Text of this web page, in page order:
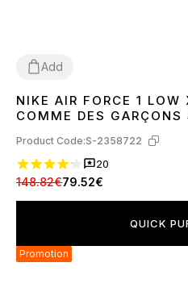
Add
3637 38 39 40414243 4445
NIKE AIR FORCE 1 LOW
COMME DES
Product Code:S-2358722
20
148.82€79.52€
QUICK
Promotion